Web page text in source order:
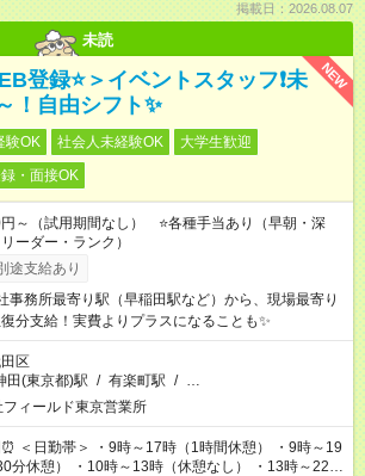
掲載日：2026.08.07
未読
NEW
登録⭐＞イベントスタッフ❗未
！自由シフト✨
験OK 社会人未経験OK
大学生歓迎
・面接OK
円～（試用期間なし） ⭐各種手当あり（早朝・深
ーダー・ランク）
途支給あり
事務所最寄り駅（早稲田駅など）から、現場最寄り
分支給！実費よりプラスになることも✨
区
田(東京都)駅 / 有楽町駅 / …
フィールド東京営業所
9時～19
分休憩） ・10時～13時（休憩なし） ・13時～22時